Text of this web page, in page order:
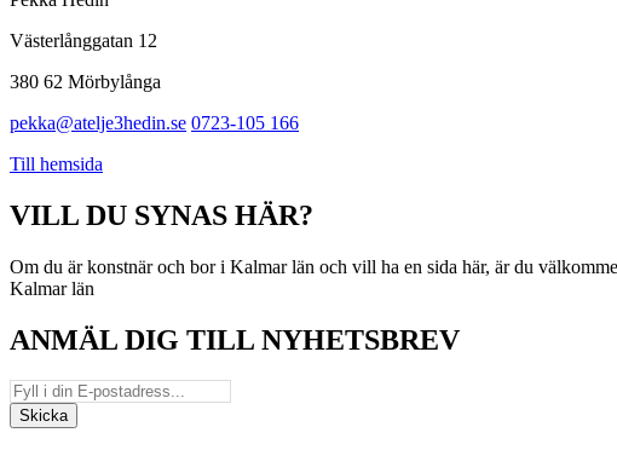
Västerlånggatan 12
380 62 Mörbylånga
pekka@atelje3hedin.se 0723-105 166
Till hemsida
VILL DU SYNAS HÄR?
Om du är konstnär och bor i Kalmar län och vill ha en sida här, är du
Kalmar län
ANMÄL DIG TILL NYHETSBREV